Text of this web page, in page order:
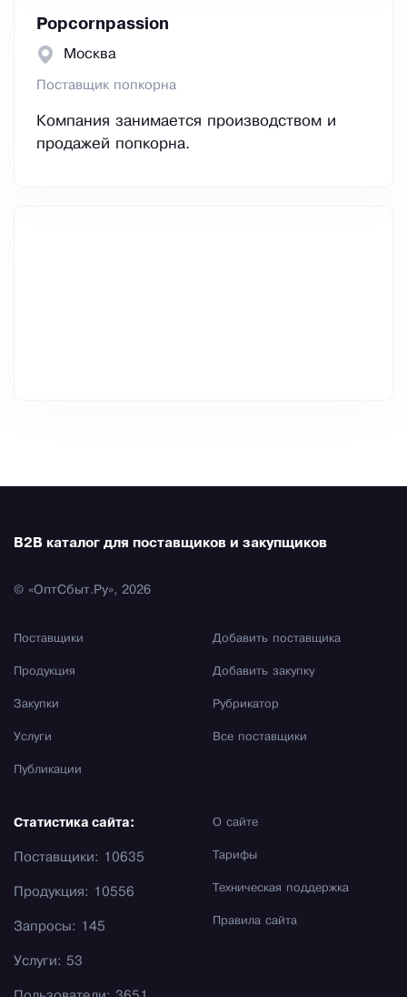
Popcornpassion
Москва
Поставщик попкорна
Компания занимается производством и
продажей попкорна.
B2B каталог для поставщиков и закупщиков
© «ОптСбыт.Ру», 2026
Поставщики
Продукция
Закупки
Услуги
Публикации
Добавить поставщика
Добавить закупку
Рубрикатор
Все поставщики
О сайте
Тарифы
Техническая поддержка
Правила сайта
Статистика сайта:
Поставщики: 10635
Продукция: 10556
Запросы: 145
Услуги: 53